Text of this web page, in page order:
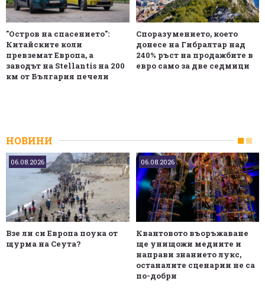
"Остров на спасението":
Китайските коли
превземат Европа, а
заводът на Stellantis на 200
км от България печели
Споразумението, което
донесе на Гибралтар над
240% ръст на продажбите в
евро само за две седмици
НОВИНИ
06.08.2026
Взе ли си Европа поука от
щурма на Сеута?
06.08.2026
Квантовото въоръжаване
ще унищожи медиите и
направи знанието лукс,
останалите сценарии не са
по-добри